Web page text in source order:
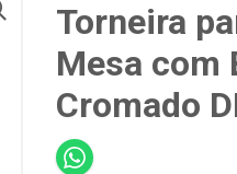
Torneira
Mesa com
Cromado